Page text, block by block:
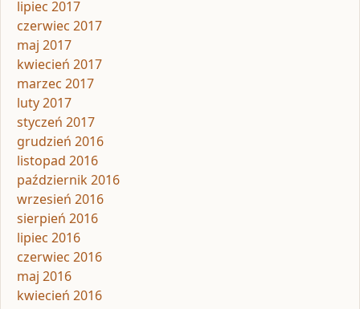
lipiec 2017
czerwiec 2017
maj 2017
kwiecień 2017
marzec 2017
luty 2017
styczeń 2017
grudzień 2016
listopad 2016
październik 2016
wrzesień 2016
sierpień 2016
lipiec 2016
czerwiec 2016
maj 2016
kwiecień 2016